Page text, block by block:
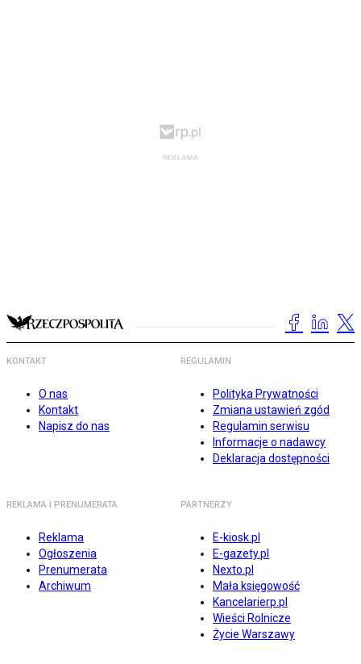
KONTAKT
O nas
Kontakt
Napisz do nas
REGULAMIN
Polityka Prywatności
Zmiana ustawień zgód
Regulamin serwisu
Informacje o nadawcy
Deklaracja dostępności
REKLAMA I PRENUMERATA
Reklama
Ogłoszenia
Prenumerata
Archiwum
PARTNERZY
E-kiosk.pl
E-gazety.pl
Nexto.pl
Mała księgowość
Kancelarierp.pl
Wieści Rolnicze
Życie Warszawy